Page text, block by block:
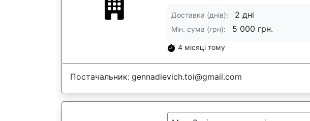
Доставка (днів): 2 дні
Мін. сума (грн): 5 000 грн.
4 місяці тому
Постачальник: gennadievich.toi@gmail.com